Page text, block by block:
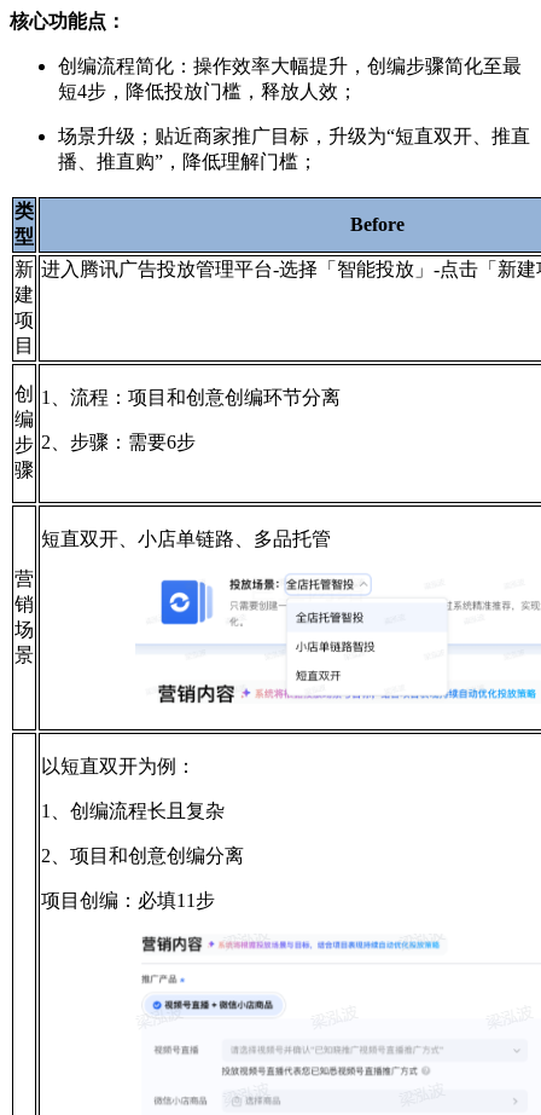
核心功能点：
创编流程简化：操作效率大幅提升，创编步骤简化至最
短4步，降低投放门槛，释放人效；
场景升级；贴近商家推广目标，升级为“短直双开、推直
播、推直购”，降低理解门槛；
类
型
Before
新
建
项
目
进入腾讯广告投放管理平台-选择「智能投放」-点击「新建
创
编
步
骤
1、流程：项目和创意创编环节分离
2、步骤：需要6步
营
销
场
景
短直双开、小店单链路、多品托管
以短直双开为例：
1、创编流程长且复杂
2、项目和创意创编分离
项目创编：必填11步